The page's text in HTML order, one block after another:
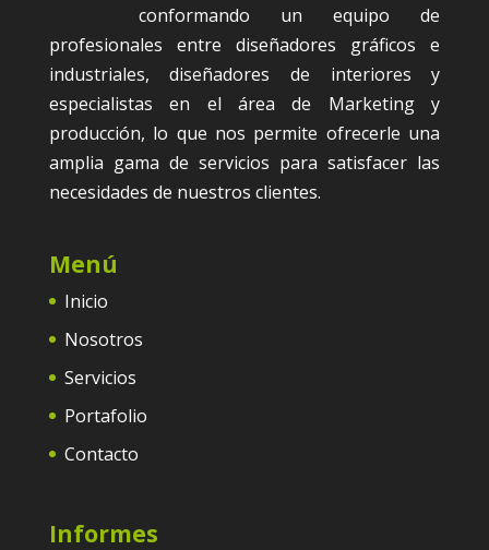
conformando un equipo de
profesionales entre diseñadores gráficos e
industriales, diseñadores de interiores y
especialistas en el área de Marketing y
producción, lo que nos permite ofrecerle una
amplia gama de servicios para satisfacer las
necesidades de nuestros clientes.
Menú
Inicio
Nosotros
Servicios
Portafolio
Contacto
Informes